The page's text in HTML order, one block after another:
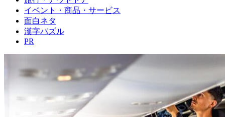
イベント・商品・サービス
面白ネタ
漢字パズル
PR